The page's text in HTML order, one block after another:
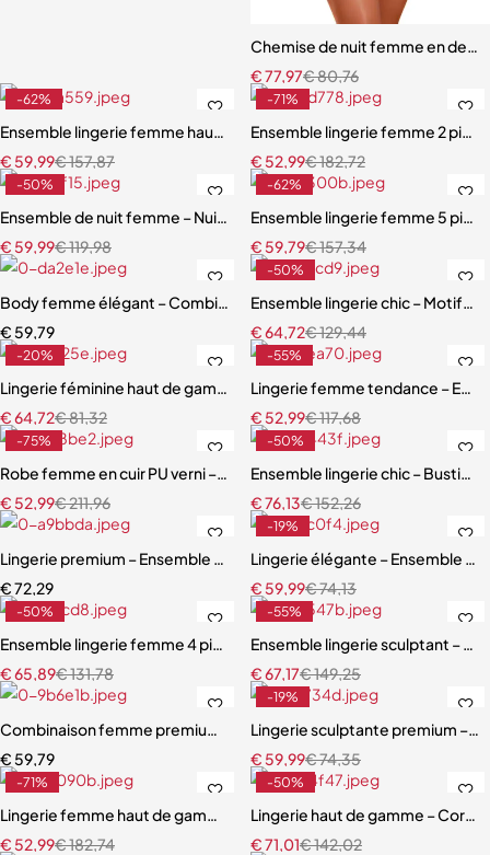
Chemise de nuit femme en
€80,76
€77,97
-62%
Ensemble lingerie femme haut de gamme – Design exclusif avec
€157,87
€ 59,99
-71%
Ensemble lingerie femme 2
€182,72
€ 52,99
-50%
Ensemble de nuit femme – Nuisette léopard avec coupe fluide et
€119,98
€ 59,99
-62%
Ensemble lingerie femme 5
€157,34
€ 59,79
Body femme élégant – Combinaison avec empiècements en maille
€ 59,79
-50%
Ensemble lingerie chic – Motifs
€129,44
€64,72
-20%
Lingerie féminine haut de gamme – Soutien-gorge et culotte en
€81,32
€64,72
-55%
Lingerie femme tendance –
€117,68
€ 52,99
-75%
Robe femme en cuir PU verni – Dentelle à cils et détails à œillets
€211,96
€ 52,99
-50%
Ensemble lingerie chic –
€152,26
€76,13
Lingerie premium – Ensemble en dentelle brodée avec porte-
€72,29
-19%
Lingerie élégante – Ensemble
€74,13
€ 59,99
-50%
Ensemble lingerie femme 4 pièces – Dentelle rouge avec chaînes
€131,78
€65,89
-55%
Ensemble lingerie sculptant –
€149,25
€67,17
Combinaison femme premium – Design moderne avec effet galbant
€ 59,79
-19%
Lingerie sculptante premium –
€74,35
€ 59,99
-71%
Lingerie femme haut de gamme – Dentelle raffinée avec effet
€182,74
€ 52,99
-50%
Lingerie haut de gamme –
€142,02
€71,01